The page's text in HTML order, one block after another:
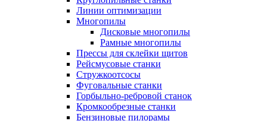
Линии оптимизации
Многопилы
Дисковые многопилы
Рамные многопилы
Прессы для склейки щитов
Рейсмусовые станки
Стружкоотсосы
Фуговальные станки
Горбыльно-ребровой станок
Кромкообрезные станки
Бензиновые пилорамы